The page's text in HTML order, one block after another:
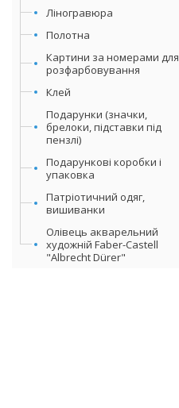
Ліногравюра
Полотна
Картини за номерами для
розфарбовування
Клей
Подарунки (значки,
брелоки, підставки під
пензлі)
Подарункові коробки і
упаковка
Патріотичний одяг,
вишиванки
Олівець акварельний
художній Faber-Castell
"Albrecht Dürer"